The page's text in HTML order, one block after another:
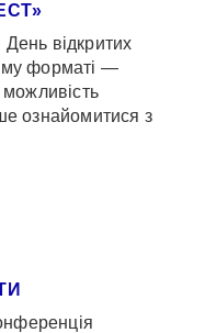
відкритих
форматі —
ознайомитися з